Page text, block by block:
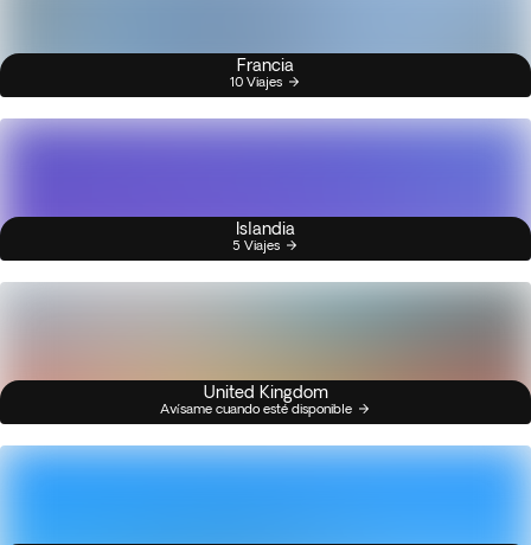
Francia
10 Viajes
Islandia
5 Viajes
United Kingdom
Avísame cuando esté disponible